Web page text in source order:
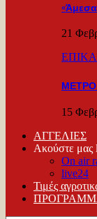
«Άμεσα
21
ΜΕΤΡΟ
15
ΑΓΓΕΛΙΕΣ
Ακούστε μας
On air
live24
Τιμές